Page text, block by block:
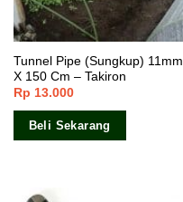
Tunnel Pipe (Sungkup) 11mm
X 150 Cm – Takiron
Rp 13.000
Beli Sekarang